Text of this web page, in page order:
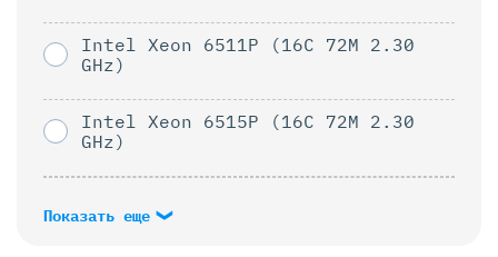
Intel Xeon 6511P (16C 72M 2.30
GHz)
Intel Xeon 6515P (16C 72M 2.30
GHz)
Показать еще